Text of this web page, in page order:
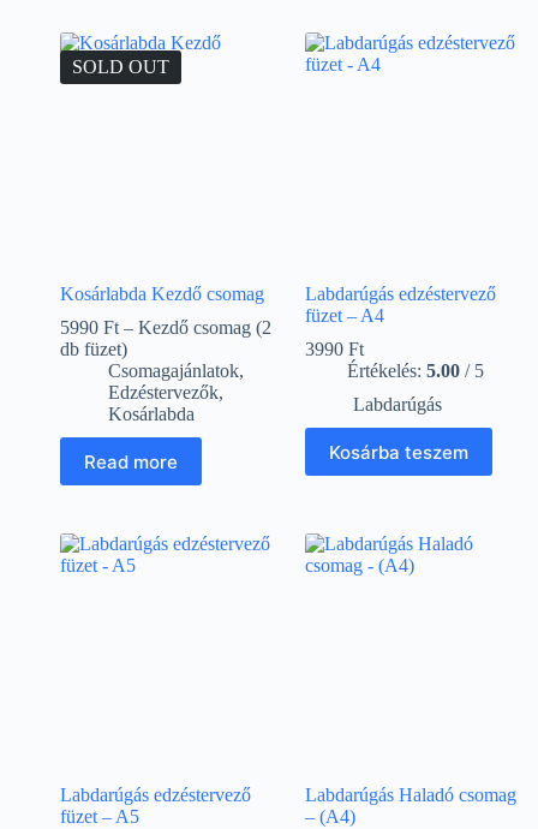
SOLD OUT
Kosárlabda Kezdő csomag
5990 Ft – Kezdő csomag (2
db füzet)
Csomagajánlatok,
Edzéstervezők,
Kosárlabda
Read more
Labdarúgás edzéstervező
füzet – A4
3990 Ft
Értékelés: 5.00 / 5
Labdarúgás
Kosárba teszem
Labdarúgás edzéstervező
füzet – A5
Labdarúgás Haladó csomag
– (A4)